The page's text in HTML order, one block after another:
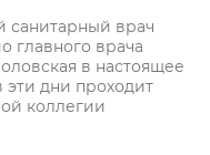
санитарный врач
главного врача
в настоящее
эти дни проходит
коллегии